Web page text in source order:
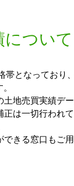
について
となっており
地売買実績デ
は一切行われ
きる窓口もご